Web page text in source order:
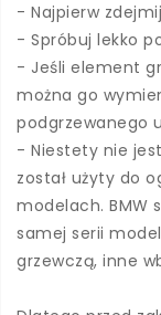
- Najpierw
- Spróbuj lekko
- Jeśli element
można go
podgrzewanego
- Niestety nie
został użyty do
modelach. BMW
samej serii
grzewczą, inne